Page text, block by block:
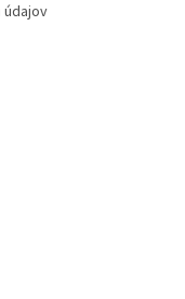
údajov